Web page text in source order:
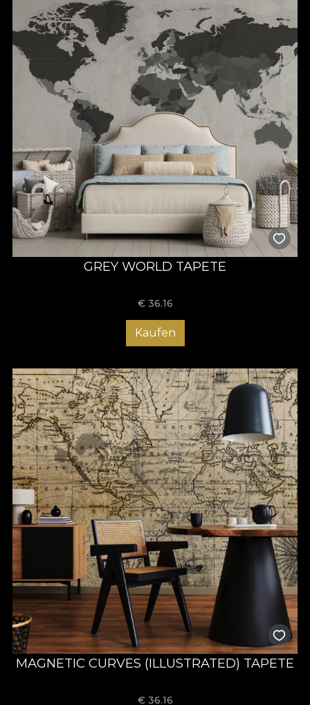
GREY WORLD TAPETE
€ 36.16
Kaufen
MAGNETIC CURVES (ILLUSTRATED) TAPETE
€ 36.16